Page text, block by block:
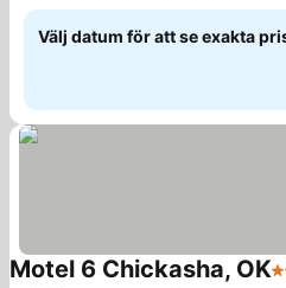
Välj datum för att se exakta
Motel 6 Chickasha, OK2